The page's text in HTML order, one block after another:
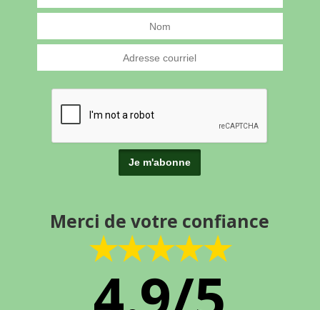
Merci de votre confiance
★★★★★